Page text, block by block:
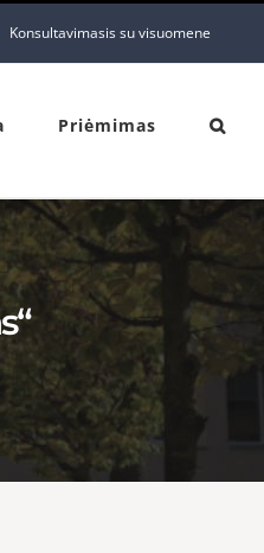
Konsultavimasis su visuomene
Priėmimas